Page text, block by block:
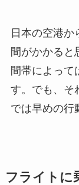
日本の空港か
間がかかると
間帯によって
す。でも、そ
では早めの行
フライトに